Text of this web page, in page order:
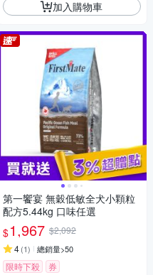
加入購物車
第一饗宴 無穀低敏全犬小顆粒
配方5.44kg 口味任選
$1,967 $2,092
4(1) 總銷量>50
限時下殺 券